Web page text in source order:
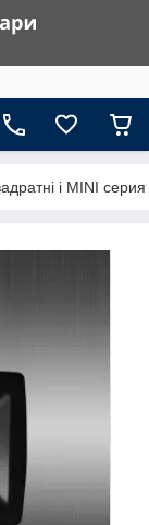
і MINI серия